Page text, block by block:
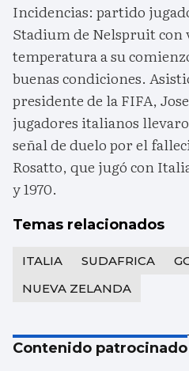
Incidencias: partido
Stadium de Nelspruit con
temperatura a su
buenas condiciones.
presidente de la FIFA,
jugadores italianos
señal de duelo por el
Rosatto, que jugó con
y 1970.
Temas relacionados
ITALIA SUDAFRICA
NUEVA ZELANDA
Contenido patrocinado